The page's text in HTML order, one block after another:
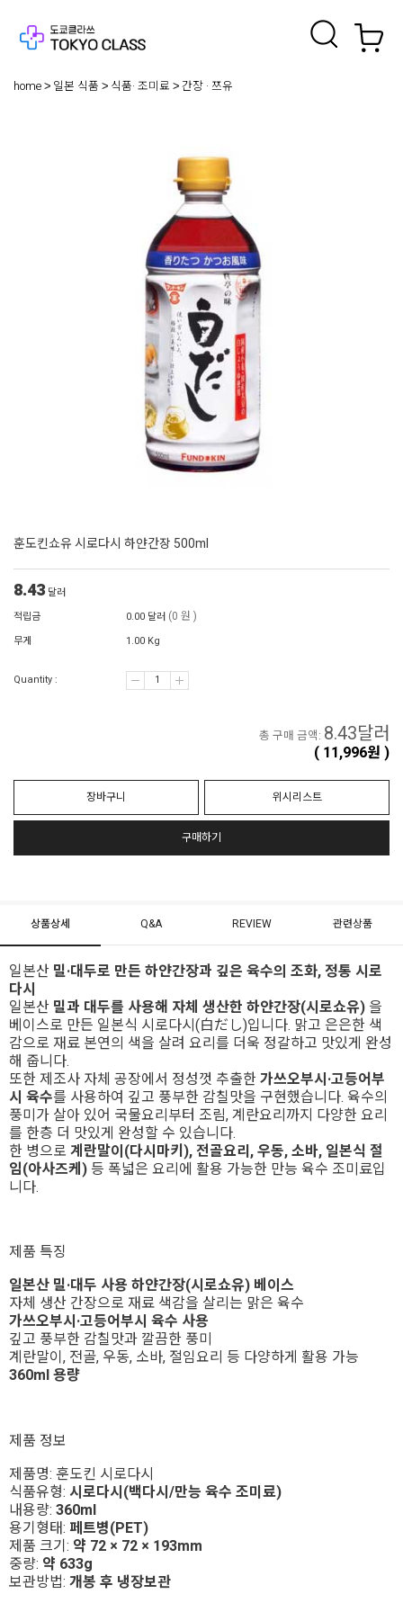
home 일본 식품 식품· 조미료 간장 · 쯔유
훈도킨쇼유 시로다시 하얀간장 500ml
8.43 달러
적립금
0.00 달러 (0 원 )
무게 1.00 Kg
Quantity :
총 구매 금액: 8.43달러
( 11,996원 )
장바구니 위시리스트
구매하기
상품상세 Q&A REVIEW 관련상품
일본산 밀·대두로 만든 하얀간장과 깊은 육수의 조화, 정통 시로
다시
일본산 밀과 대두를 사용해 자체 생산한 하얀간장(시로쇼유) 을
베이스로 만든 일본식 시로다시(白だし)입니다. 맑고 은은한 색
감으로 재료 본연의 색을 살려 요리를 더욱 정갈하고 맛있게 완성
해 줍니다.
또한 제조사 자체 공장에서 정성껏 추출한가쓰오부시·고등어부
시 육수를 사용하여 깊고 풍부한 감칠맛을 구현했습니다. 육수의
풍미가 살아 있어 국물요리부터 조림, 계란요리까지 다양한 요리
를 한층 더 맛있게 완성할 수 있습니다.
한 병으로 계란말이(다시마키), 전골요리, 우동, 소바, 일본식 절
임(아사즈케) 등 폭넓은 요리에 활용 가능한 만능 육수 조미료입
니다.
제품 특징
일본산 밀·대두 사용 하얀간장(시로쇼유) 베이스
자체 생산 간장으로 재료 색감을 살리는 맑은 육수
가쓰오부시·고등어부시 육수 사용
깊고 풍부한 감칠맛과 깔끔한 풍미
계란말이, 전골, 우동, 소바, 절임요리 등 다양하게 활용 가능
360ml 용량
제품 정보
제품명: 훈도킨 시로다시
식품유형: 시로다시(백다시/만능 육수 조미료)
내용량: 360ml
용기형태: 페트병(PET)
제품 크기: 약 72 × 72 × 193mm
중량: 약 633g
보관방법: 개봉 후 냉장보관